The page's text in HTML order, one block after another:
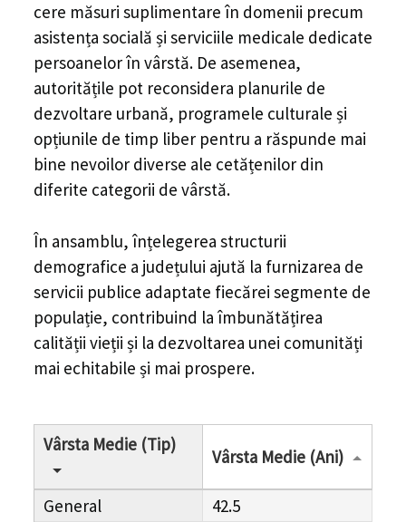
cere măsuri suplimentare în domenii precum
asistența socială și serviciile medicale dedicate
persoanelor în vârstă. De asemenea,
autoritățile pot reconsidera planurile de
dezvoltare urbană, programele culturale și
opțiunile de timp liber pentru a răspunde mai
bine nevoilor diverse ale cetățenilor din
diferite categorii de vârstă.
În ansamblu, înțelegerea structurii
demografice a județului ajută la furnizarea de
servicii publice adaptate fiecărei segmente de
populație, contribuind la îmbunătățirea
calității vieții și la dezvoltarea unei comunități
mai echitabile și mai prospere.
Vârsta Medie (Tip)
Vârsta Medie (Ani)
General 42.5